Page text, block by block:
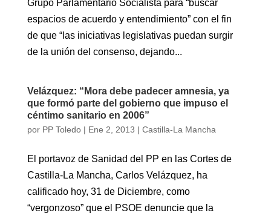
Grupo Parlamentario Socialista para “buscar
espacios de acuerdo y entendimiento” con el fin
de que “las iniciativas legislativas puedan surgir
de la unión del consenso, dejando...
Velázquez: “Mora debe padecer amnesia, ya
que formó parte del gobierno que impuso el
céntimo sanitario en 2006”
por PP Toledo| Ene 2, 2013 | Castilla-La Mancha
El portavoz de Sanidad del PP en las Cortes de
Castilla-La Mancha, Carlos Velázquez, ha
calificado hoy, 31 de Diciembre, como
“vergonzoso” que el PSOE denuncie que la